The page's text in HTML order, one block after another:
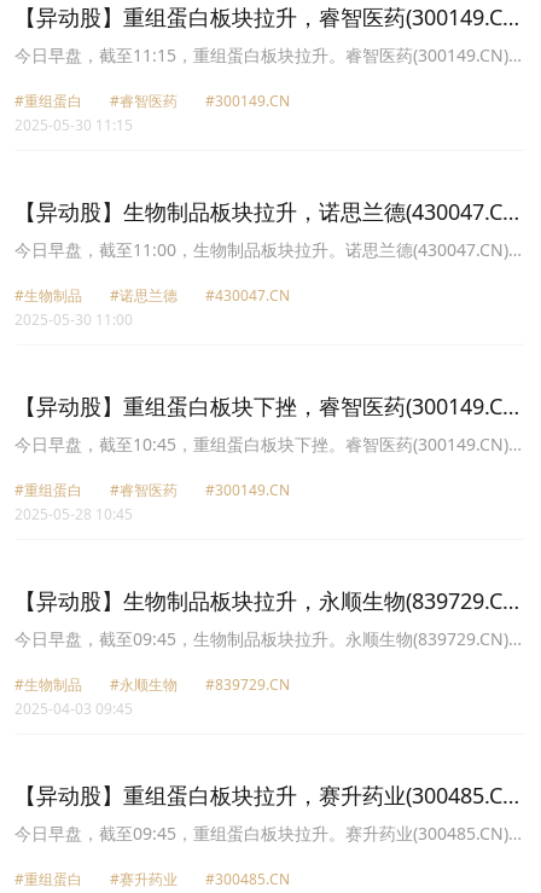
【异动股】重组蛋白板块拉升，睿智医药(300149.CN)
涨19.98%
今日早盘，截至11:15，重组蛋白板块拉升。睿智医药(300149.CN)涨
乐卫士(833575.CN)涨7.16%报18.87元，赛升药业(300485.CN)涨
5.98%报10.81元，三生国健(688336.CN)涨5.06%报63.77元，迈威
#重组蛋白 #睿智医药
#300149.CN
2025-05-30 11:15
【异动股】生物制品板块拉升，诺思兰德(430047.CN)
涨20.02%
今日早盘，截至11:00，生物制品板块拉升。诺思兰德(430047.CN)涨
制药(688136.CN)涨15.98%报57.98元，海创药业U(688302.CN)涨
11.70%报55.07元，艾迪药业(688488.CN)涨9.38%报13.53元，首药
#生物制品 #诺思兰德
#430047.CN
2025-05-30 11:00
【异动股】重组蛋白板块下挫，睿智医药(300149.CN)
跌5.75%
今日早盘，截至10:45，重组蛋白板块下挫。睿智医药(300149.CN)跌
业(300485.CN)跌4.37%报9.42元，康乐卫士(833575.CN)跌3.27%报
17.44元，成都先导(688222.CN)跌3.12%报15.2元，迈威生物
#重组蛋白 #睿智医药
#300149.CN
2025-05-28 10:45
【异动股】生物制品板块拉升，永顺生物(839729.CN)
涨29.98%
今日早盘，截至09:45，生物制品板块拉升。永顺生物(839729.CN)涨
生物(300683.CN)涨7.17%报26.02元，迈威生物U(688062.CN)涨
4.12%报23.53元，中源协和(600645.CN)涨3.78%报25.01元，百克
#生物制品 #永顺生物
#839729.CN
2025-04-03 09:45
【异动股】重组蛋白板块拉升，赛升药业(300485.CN)
涨20.0%
今日早盘，截至09:45，重组蛋白板块拉升。赛升药业(300485.CN)涨
物U(688062.CN)涨4.25%报23.56元，中源协和(600645.CN)涨3.78%
#重组蛋白 #赛升药业
#300485.CN